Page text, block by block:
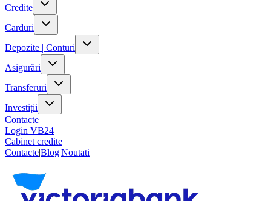
Credite
Carduri
Depozite | Conturi
Asigurări
Transferuri
Investiții
Contacte
Login VB24
Cabinet credite
Contacte|Blog|Noutati